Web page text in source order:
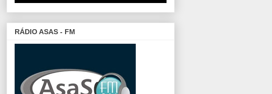
RÁDIO ASAS - FM